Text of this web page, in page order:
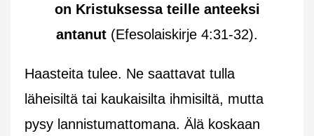
on Kristuksessa teille anteeksi
antanut (Efesolaiskirje 4:31-32).
Haasteita tulee. Ne saattavat tulla
läheisiltä tai kaukaisilta ihmisiltä, mutta
pysy lannistumattomana. Älä koskaan